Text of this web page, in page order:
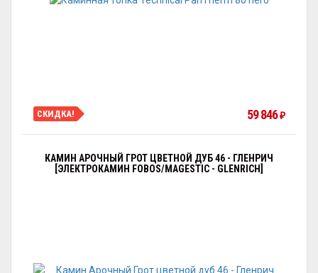
СКИДКА! 59 846₽
КАМИН АРОЧНЫЙ ГРОТ ЦВЕТНОЙ ДУБ 46 - ГЛЕНРИЧ
[ЭЛЕКТРОКАМИН FOBOS/MAGESTIC - GLENRICH]